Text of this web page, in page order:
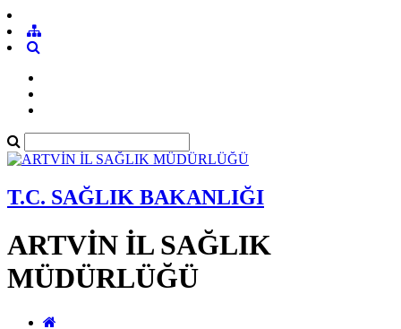
T.C. SAĞLIK BAKANLIĞI
ARTVİN İL SAĞLIK
MÜDÜRLÜĞÜ